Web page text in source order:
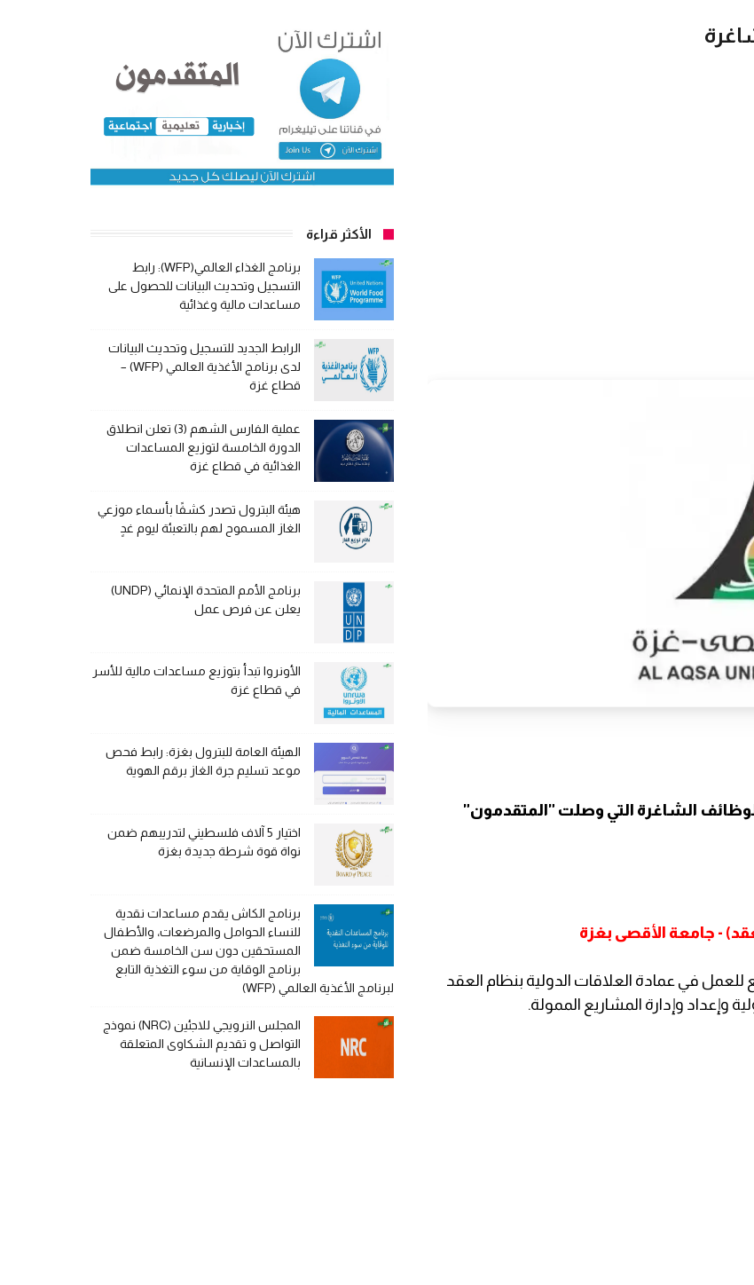
الشاغرة التي وصلت "المتقدمون"
- جامعة الأقصى بغزة
في عمادة العلاقات الدولية بنظام العقد
وإدارة المشاريع الممولة.
الأكثر قراءة
برنامج الغذاء العالمي(WFP): رابط
التسجيل وتحديث البيانات للحصول على
مساعدات مالية وغذائية
الرابط الجديد للتسجيل وتحديث البيانات
لدى برنامج الأغذية العالمي (WFP) –
قطاع غزة
عملية الفارس الشهم (3) تعلن انطلاق
الدورة الخامسة لتوزيع المساعدات
الغذائية في قطاع غزة
هيئة البترول تصدر كشفًا بأسماء موزعي
الغاز المسموح لهم بالتعبئة ليوم غدٍ
برنامج الأمم المتحدة الإنمائي (UNDP)
يعلن عن فرص عمل
الأونروا تبدأ بتوزيع مساعدات مالية للأسر
في قطاع غزة
الهيئة العامة للبترول بغزة: رابط فحص
موعد تسليم جرة الغاز برقم الهوية
اختيار 5 آلاف فلسطيني لتدريبهم ضمن
نواة قوة شرطة جديدة بغزة
برنامج الكاش يقدم مساعدات نقدية
للنساء الحوامل والمرضعات، والأطفال
المستحقين دون سن الخامسة ضمن
برنامج الوقاية من سوء التغذية التابع
لبرنامج الأغذية العالمي (WFP)
المجلس النرويجي للاجئين (NRC) نموذج
التواصل و تقديم الشكاوى المتعلقة
بالمساعدات الإنسانية